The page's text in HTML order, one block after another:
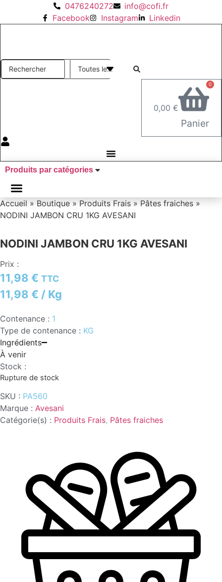
0476240272
info@cofi.fr
Facebook
Instagram Linkedin
Search
0,00 €
0
Panier
Produits par catégories
Accueil » Boutique » Produits Frais » Pâtes fraiches »
NODINI JAMBON CRU 1KG AVESANI
NODINI JAMBON CRU 1KG AVESANI
Prix :
11,98 € TTC
11,98 € / Kg
Contenance : 1
Type de contenance : KG
Ingrédients
À venir
Stock :
Rupture de stock
SKU : PA560
Marque : Avesani
Catégorie(s) : Produits Frais, Pâtes fraiches